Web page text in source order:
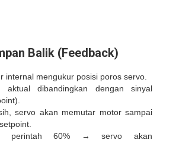
Balik (Feedback)
internal mengukur posisi poros servo.
aktual dibandingkan dengan sinyal
servo akan memutar motor sampai
perintah 60% → servo akan